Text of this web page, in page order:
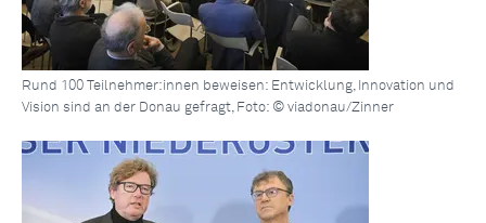
Rund 100 Teilnehmer:innen beweisen: Entwicklung, Innovation und
Vision sind an der Donau gefragt, Foto: © viadonau/Zinner